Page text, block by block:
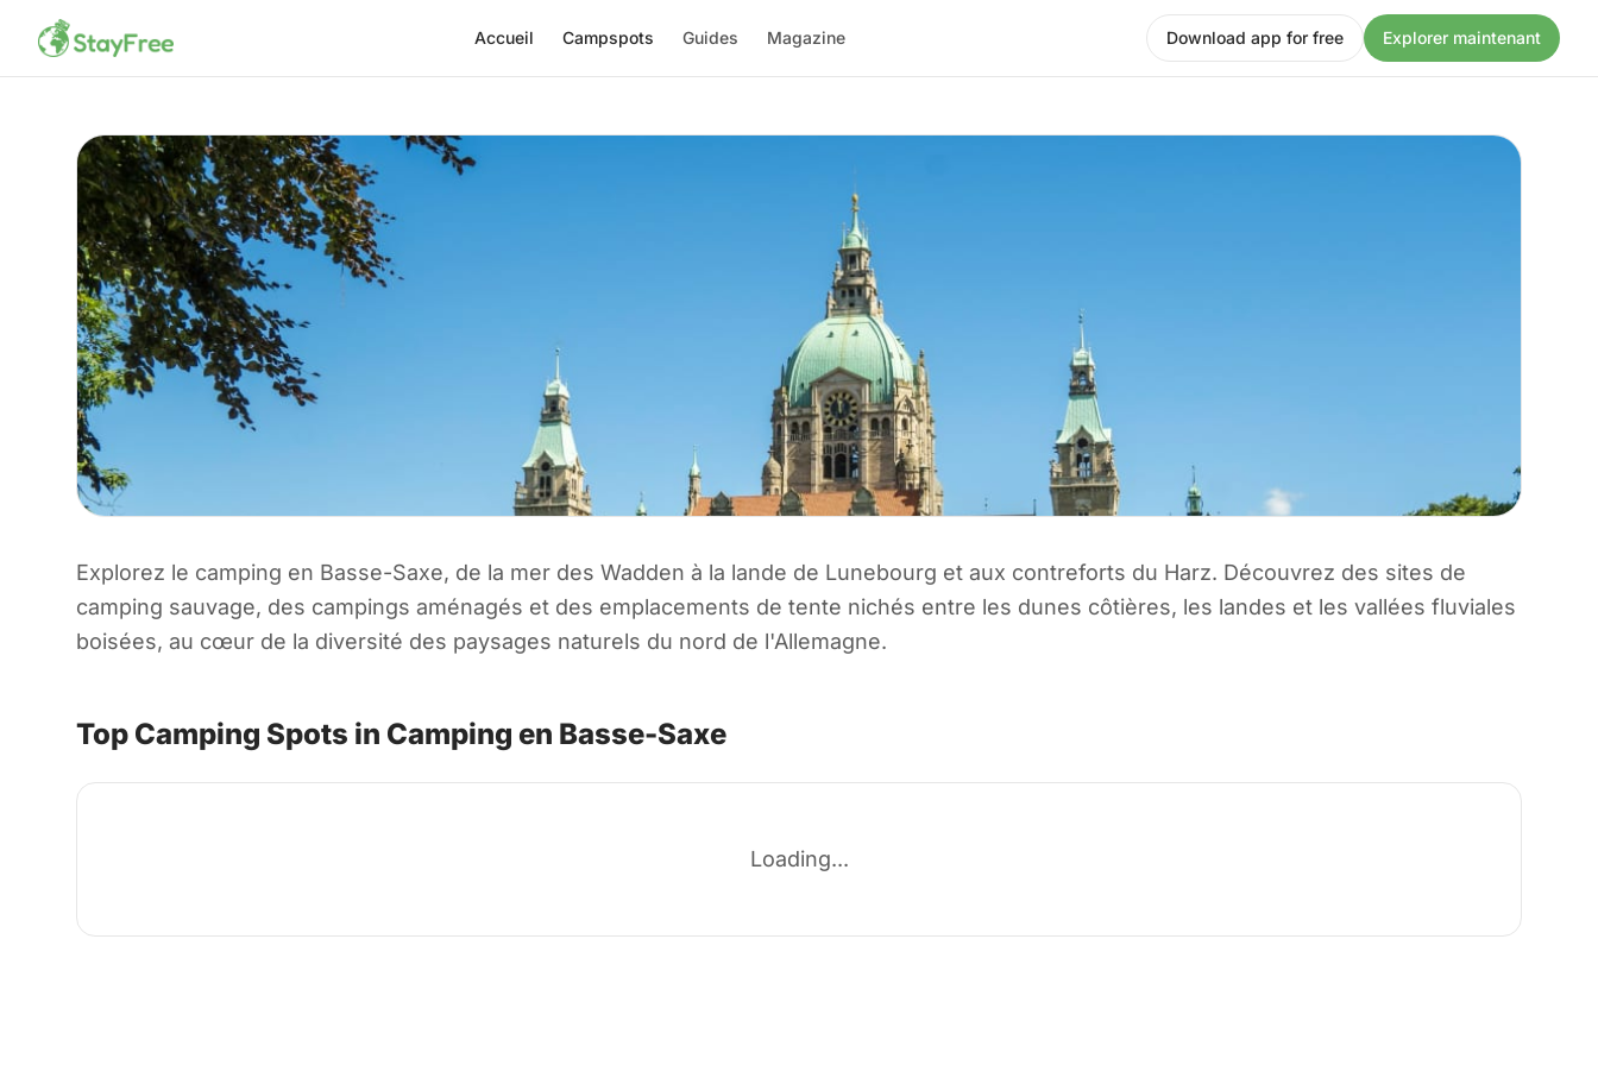
Accueil Campspots Guides Magazine Download app for free Explorer maintenant
Explorez le camping en Basse-Saxe, de la mer des Wadden à la lande de Lunebourg et aux contreforts du Harz. Découvrez des sites de
camping sauvage, des campings aménagés et des emplacements de tente nichés entre les dunes côtières, les landes et les vallées fluviales
boisées, au cœur de la diversité des paysages naturels du nord de l'Allemagne.
Top Camping Spots in Camping en Basse-Saxe
Loading...